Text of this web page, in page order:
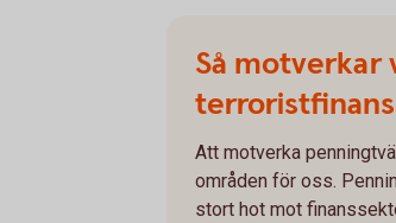
Så motverkar
Att motverka
områden för oss.
stort hot mot